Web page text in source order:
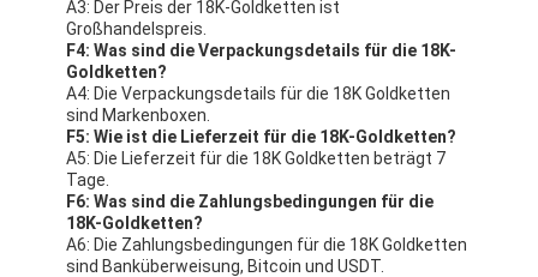
A3: Der Preis der 18K-Goldketten ist
Großhandelspreis.
F4: Was sind die Verpackungsdetails für die 18K-
Goldketten?
A4: Die Verpackungsdetails für die 18K Goldketten
sind Markenboxen.
F5: Wie ist die Lieferzeit für die 18K-Goldketten?
A5: Die Lieferzeit für die 18K Goldketten beträgt 7
Tage.
F6: Was sind die Zahlungsbedingungen für die
18K-Goldketten?
A6: Die Zahlungsbedingungen für die 18K Goldketten
sind Banküberweisung, Bitcoin und USDT.